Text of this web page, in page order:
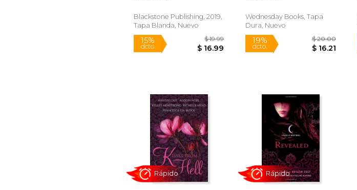
Blackstone Publishing, 2019,
Tapa Blanda, Nuevo
Rápido
Wednesday Books, Tapa
Dura, Nuevo
Rápido